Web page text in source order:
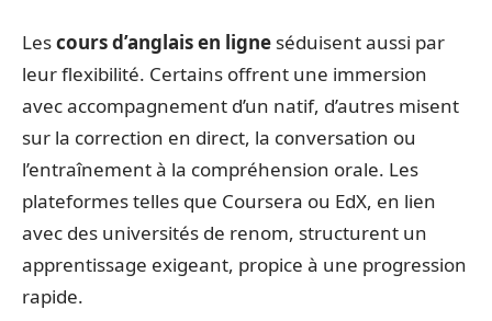
Lescours d’anglais en ligne séduisent aussi par
leur flexibilité. Certains offrent une immersion
avec accompagnement d’un natif, d’autres misent
sur la correction en direct, la conversation ou
l’entraînement à la compréhension orale. Les
plateformes telles que Coursera ou EdX, en lien
avec des universités de renom, structurent un
apprentissage exigeant, propice à une progression
rapide.